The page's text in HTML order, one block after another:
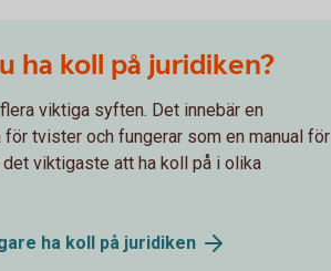
ha koll på juridiken?
viktiga syften. Det innebär en
tvister och fungerar som en manual för
viktigaste att ha koll på i olika
ha koll på juridiken